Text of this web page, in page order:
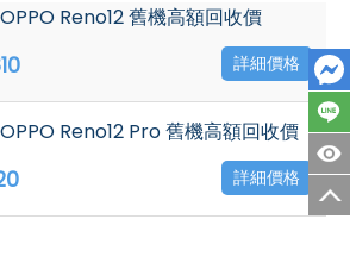
OPPO Reno12 舊機高額回收價
詳細價格
OPPO Reno12 Pro 舊機高額回收價
詳細價格